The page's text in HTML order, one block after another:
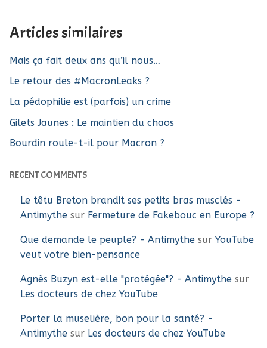
Articles similaires
Mais ça fait deux ans qu’il nous…
Le retour des #MacronLeaks ?
La pédophilie est (parfois) un crime
Gilets Jaunes : Le maintien du chaos
Bourdin roule-t-il pour Macron ?
RECENT COMMENTS
Le têtu Breton brandit ses petits bras musclés -
Antimythe sur Fermeture de Fakebouc en Europe ?
Que demande le peuple? - Antimythe sur YouTube
veut votre bien-pensance
Agnès Buzyn est-elle "protégée"? - Antimythe sur
Les docteurs de chez YouTube
Porter la muselière, bon pour la santé? -
Antimythe sur Les docteurs de chez YouTube